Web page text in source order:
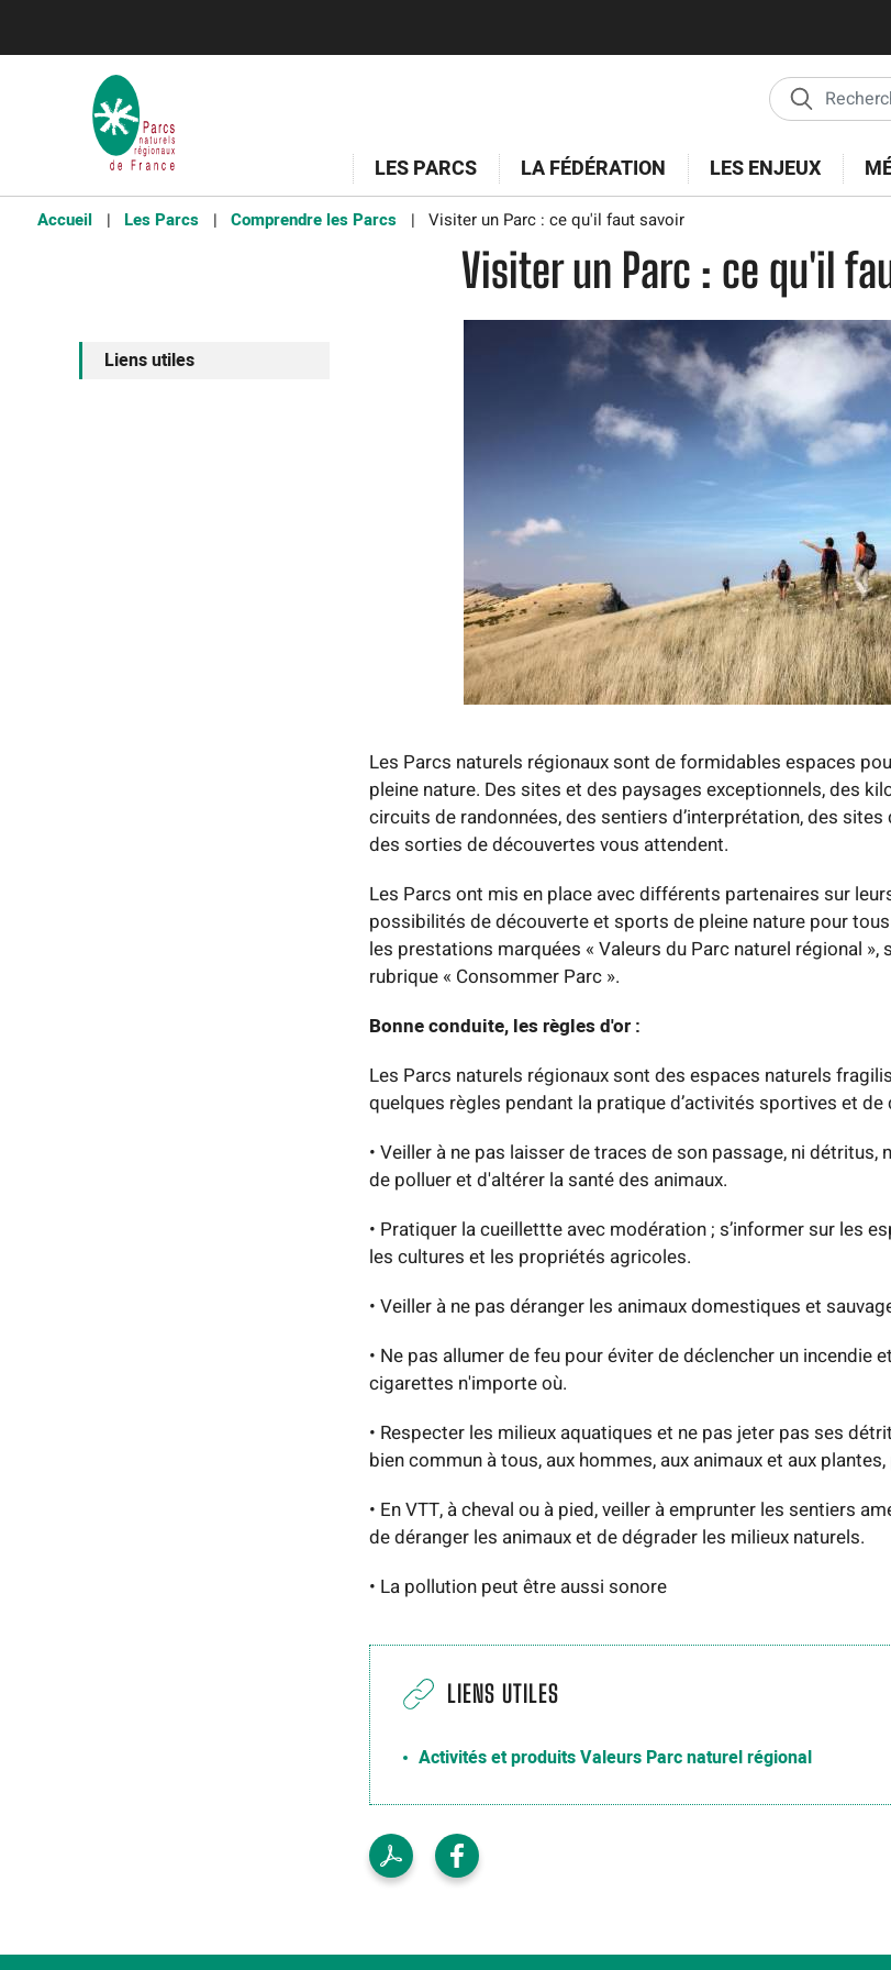
principal
LES PARCS LA FÉDÉRATION LES ENJEUX
Accueil Les Parcs Comprendre les Parcs Visiter un Parc : ce qu'il faut savoir
Visiter un Parc : ce qu'il
Liens utiles
Les Parcs naturels régionaux sont de formidables espaces
pleine nature. Des sites et des paysages exceptionnels, des
circuits de randonnées, des sentiers d’interprétation, des
des sorties de découvertes vous attendent.
Les Parcs ont mis en place avec différents partenaires sur
possibilités de découverte et sports de pleine nature pour
les prestations marquées « Valeurs du Parc naturel régional »,
rubrique « Consommer Parc ».
Bonne conduite, les règles d'or :
Les Parcs naturels régionaux sont des espaces naturels
quelques règles pendant la pratique d’activités sportives et de
• Veiller à ne pas laisser de traces de son passage, ni
de polluer et d'altérer la santé des animaux.
• Pratiquer la cueillettte avec modération ; s’informer sur les
les cultures et les propriétés agricoles.
• Veiller à ne pas déranger les animaux domestiques et
• Ne pas allumer de feu pour éviter de déclencher un incendie
cigarettes n'importe où.
• Respecter les milieux aquatiques et ne pas jeter pas ses
bien commun à tous, aux hommes, aux animaux et aux
• En VTT, à cheval ou à pied, veiller à emprunter les sentiers
de déranger les animaux et de dégrader les milieux naturels.
• La pollution peut être aussi sonore
LIENS UTILES
Activités et produits Valeurs Parc naturel régional